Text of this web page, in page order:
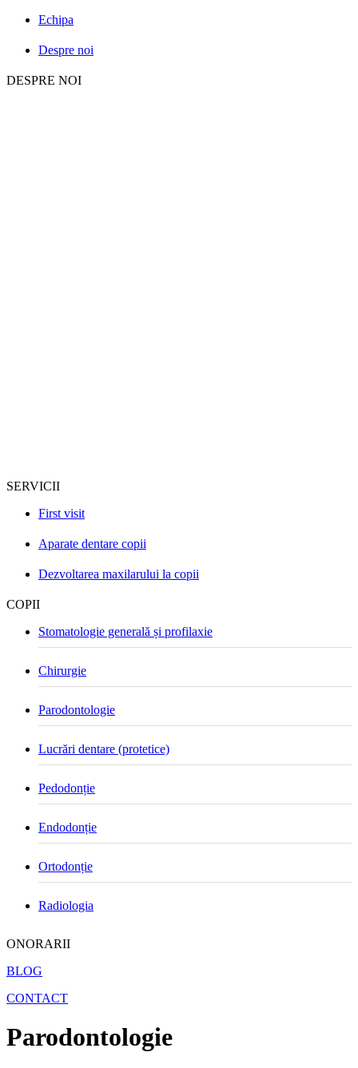
Echipa
Despre noi
DESPRE NOI
SERVICII
First visit
Aparate dentare copii
Dezvoltarea maxilarului la copii
COPII
Stomatologie generală și profilaxie
Chirurgie
Parodontologie
Lucrări dentare (protetice)
Pedodonție
Endodonție
Ortodonție
Radiologia
ONORARII
BLOG
CONTACT
Parodontologie